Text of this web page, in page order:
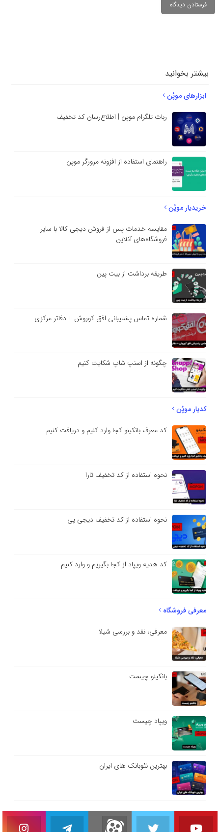
بیشتر بخوانید
ابزارهای موپُن
ربات تلگرام موپن | اطلاع‌رسان کد تخفیف
راهنمای استفاده از افزونه مرورگر موپن
خریدیار موپُن
مقایسه خدمات پس از فروش دیجی کالا با سایر
فروشگاه‌های آنلاین
طریقه برداشت از بیت پین
شماره تماس پشتیبانی افق کوروش + دفاتر مرکزی
چگونه از اسنپ شاپ شکایت کنیم
کدیار موپُن
کد معرف بانکینو کجا وارد کنیم و دریافت کنیم
نحوه استفاده از کد تخفیف تارا
نحوه استفاده از کد تخفیف دیجی پی
کد هدیه ویپاد از کجا بگیریم و وارد کنیم
معرفی فروشگاه
معرفی، نقد و بررسی شیلا
بانکینو چیست
ویپاد چیست
بهترین نئوبانک های ایران